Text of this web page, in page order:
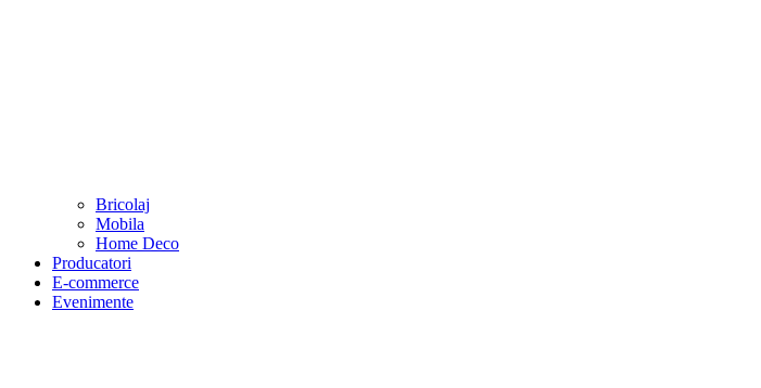
Bricolaj
Mobila
Home Deco
Producatori
E-commerce
Evenimente